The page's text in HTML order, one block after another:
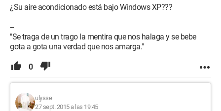
¿Su aire acondicionado está bajo Windows XP???
--
"Se traga de un trago la mentira que nos halaga y se bebe
gota a gota una verdad que nos amarga."
0
ulysse
27 sept. 2015 a las 19:45